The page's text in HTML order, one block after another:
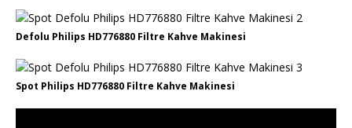
Defolu Philips HD776880 Filtre Kahve Makinesi
Spot Philips HD776880 Filtre Kahve Makinesi